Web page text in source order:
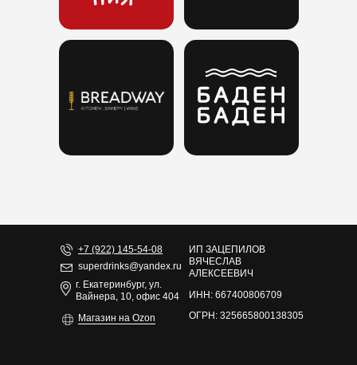
ИП ЗАЦЕПИЛОВ
ВЯЧЕСЛАВ
АЛЕКСЕЕВИЧ
ИНН: 667400806709
ОГРН: 325665800138305
superdrinks@yandex.ru
+7 (922) 145-54-08
г. Екатеринбург, ул.
Вайнера, 10, офис 404
Магазин на Ozon